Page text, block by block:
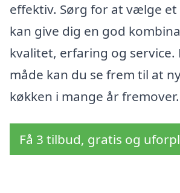
effektiv. Sørg for at vælge
kan give dig en god
kvalitet, erfaring og service.
måde kan du se frem til at
køkken i mange år fremover.
Få 3 tilbud, gratis og